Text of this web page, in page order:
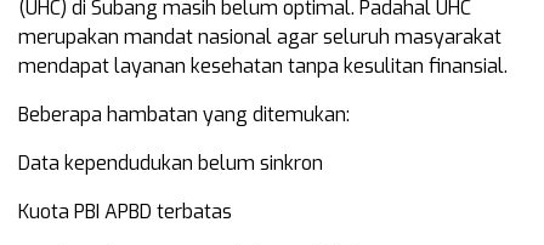
(UHC) di Subang masih belum optimal. Padahal UHC
merupakan mandat nasional agar seluruh masyarakat
mendapat layanan kesehatan tanpa kesulitan finansial.
Beberapa hambatan yang ditemukan:
Data kependudukan belum sinkron
Kuota PBI APBD terbatas